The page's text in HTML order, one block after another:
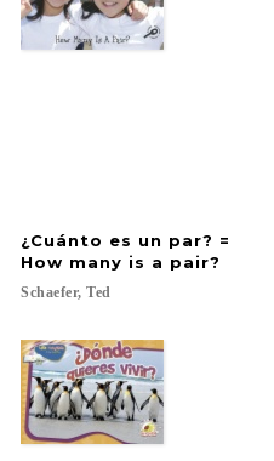
¿Cuánto es un par? =
How many is a pair?
Schaefer, Ted